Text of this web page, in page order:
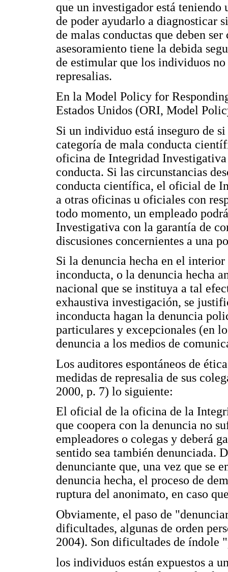
que un investigador está
de poder ayudarlo a diagnosticar
de malas conductas que deben
asesoramiento tiene la debida
de estimular que los individuos
represalias.
En la Model Policy for
Estados Unidos (ORI, Model
Si un individuo está inseguro de
categoría de mala conducta
oficina de Integridad
conducta. Si las circunstancias
conducta científica, el oficial de
a otras oficinas u oficiales con
todo momento, un empleado
Investigativa con la garantía de
discusiones concernientes a una
Si la denuncia hecha en el
inconducta, o la denuncia hecha
nacional que se instituya a tal
exhaustiva investigación, se
inconducta hagan la denuncia
particulares y excepcionales (en
denuncia a los medios de
Los auditores espontáneos de
medidas de represalia de sus
2000, p. 7) lo siguiente:
El oficial de la oficina de la
que coopera con la denuncia no
empleadores o colegas y deberá
sentido sea también denunciada.
denunciante que, una vez que se
denuncia hecha, el proceso de
ruptura del anonimato, en caso
Obviamente, el paso de
dificultades, algunas de orden
2004). Son dificultades de índole
los individuos están expuestos a